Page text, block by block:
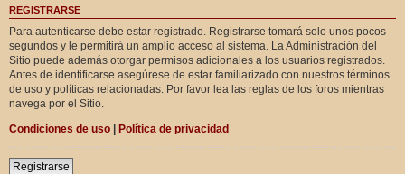
REGISTRARSE
Para autenticarse debe estar registrado. Registrarse tomará solo unos pocos
segundos y le permitirá un amplio acceso al sistema. La Administración del
Sitio puede además otorgar permisos adicionales a los usuarios registrados.
Antes de identificarse asegúrese de estar familiarizado con nuestros términos
de uso y políticas relacionadas. Por favor lea las reglas de los foros mientras
navega por el Sitio.
Condiciones de uso | Política de privacidad
Registrarse